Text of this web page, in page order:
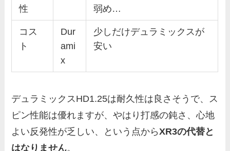
性
弱め…
コス
ト
Dur
ami
x
少しだけデュラミックスが
安い
デュラミックスHD1.25は耐久性は良さそうで、ス
ピン性能は優れますが、やはり打感の鈍さ、心地
よい反発性が乏しい、という点からXR3の代替と
はなりません。